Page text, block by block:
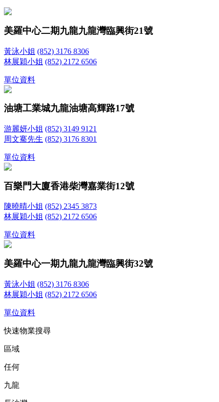
美羅中心二期九龍九龍灣臨興街21號
黃泳小姐 (852) 3176 8306
林展穎小姐 (852) 2172 6506
單位資料
油塘工業城九龍油塘高輝路17號
游麗妍小姐 (852) 3149 9121
周文騫先生 (852) 3176 8301
單位資料
百樂門大廈香港柴灣嘉業街12號
陳曉晴小姐 (852) 2345 3873
林展穎小姐 (852) 2172 6506
單位資料
美羅中心一期九龍九龍灣臨興街32號
黃泳小姐 (852) 3176 8306
林展穎小姐 (852) 2172 6506
單位資料
快速物業搜尋
區域
任何
九龍